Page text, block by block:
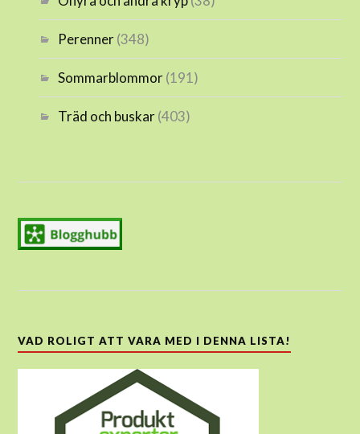
Perenner(348)
Sommarblommor(191)
Träd och buskar(403)
VAD ROLIGT ATT VARA MED I DENNA LISTA!